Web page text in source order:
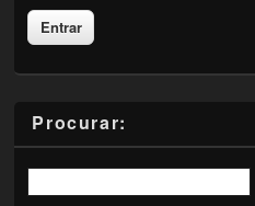
Procurar: